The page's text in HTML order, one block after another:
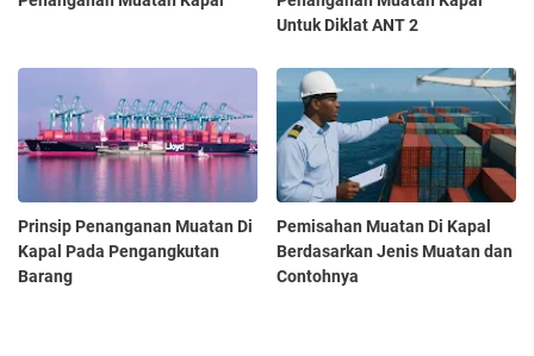
Untuk Diklat ANT 2
Prinsip Penanganan Muatan Di
Kapal Pada Pengangkutan
Barang
Pemisahan Muatan Di Kapal
Berdasarkan Jenis Muatan dan
Contohnya